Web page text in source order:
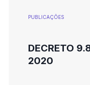
PUBLICAÇÕES
DECRETO
2020